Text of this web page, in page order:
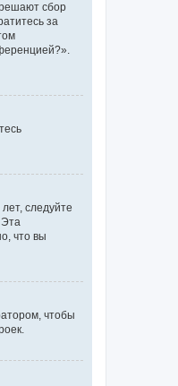
сбор
за
следуйте
Эта
что вы
чтобы